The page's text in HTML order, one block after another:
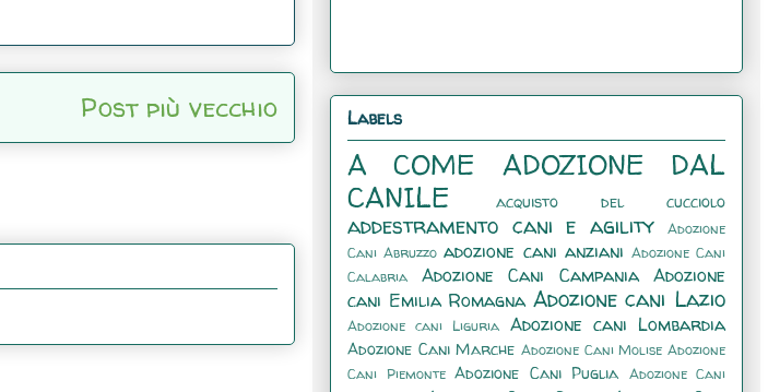
Post più vecchio Labels
A COME ADOZIONE DAL
CANILE
acquisto del cucciolo
addestramento cani e agility
Adozione
Cani Abruzzo adozione cani anziani Adozione Cani
Calabria
Adozione Cani Campania
Adozione
cani Emilia Romagna Adozione cani Lazio
Adozione cani Liguria Adozione cani Lombardia
Adozione Cani Marche Adozione Cani Molise Adozione
Cani Piemonte Adozione Cani Puglia Adozione Cani